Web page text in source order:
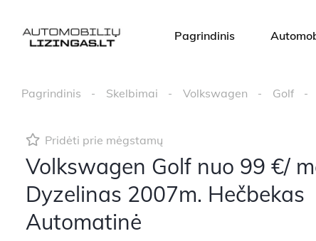
Pagrindinis
Pagrindinis Skelbimai Volkswagen Golf
Pridėti prie mėgstamų
Volkswagen Golf nuo 99 €/
Dyzelinas 2007m. Hečbekas
Automatinė